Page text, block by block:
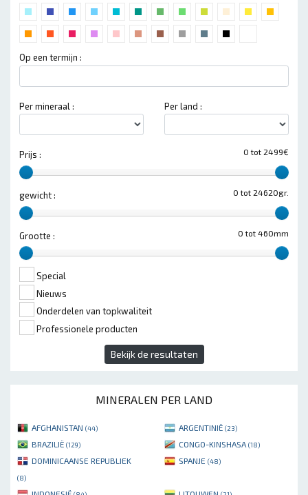
Op een termijn :
Per mineraal : Per land :
0 tot 2499€
Prijs :
0 tot 24620gr.
gewicht :
0 tot 460mm
Grootte :
Special
Nieuws
Onderdelen van topkwaliteit
Professionele producten
Bekijk de resultaten
MINERALEN PER LAND
AFGHANISTAN (44) ARGENTINIË (23)
BRAZILIË (129) CONGO-KINSHASA (18)
DOMINICAANSE REPUBLIEK
(8)
SPANJE (48)